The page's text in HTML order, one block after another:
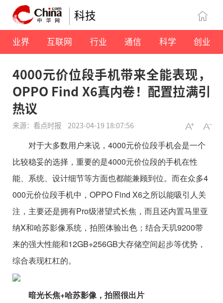
科技
业界 互联网 行业 通信 科学 创业
4000元价位段手机带来全能表现，
OPPO Find X6真内卷！配置拉满引
热议
来源：看点时报 2023-04-19 18:07:56
对于大多数用户来说，4000元价位段手机会是一个
比较稳妥的选择，重要的是4000元价位段的手机在性
能、系统、设计细节等方面也都能兼顾到位。而在众多4
000元价位段手机中，OPPO Find X6之所以能吸引人关
注，主要还是拥有Pro级潜望式长焦，而且还内置马里亚
纳X和哈苏影像系统，拍照体验出色；结合天玑9200带
来的强大性能和12GB+256GB大存储空间起步等优势，
综合表现杠杠的。
暗光长焦+哈苏影像，拍照很出片